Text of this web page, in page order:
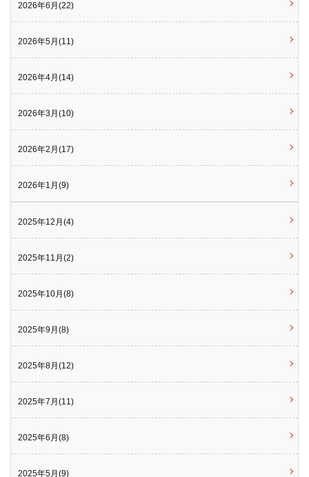
2026年6月(22)
2026年5月(11)
2026年4月(14)
2026年3月(10)
2026年2月(17)
2026年1月(9)
2025年12月(4)
2025年11月(2)
2025年10月(8)
2025年9月(8)
2025年8月(12)
2025年7月(11)
2025年6月(8)
2025年5月(9)